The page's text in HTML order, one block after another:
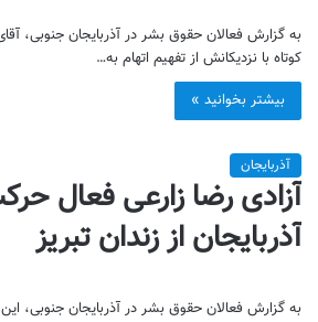
به گزارش فعالان حقوق بشر در آذربایجان جنوبی،
کوتاه با نزدیکانش از تفهیم اتهام به…
بیشتر بخوانید »
آذربایجان
آزادی رضا زارعی فعال
آذربایجان از زندان تبریز
به گزارش فعالان حقوق بشر در آذربایجان جنوبی،